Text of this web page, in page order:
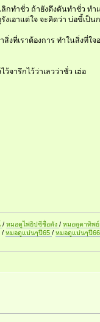
กทำชั่ว ถ้ายังดึงดันทำชั่ว ท
เอาแต่ใจ จะคิดว่า บ่อขี้เป็
ที่เราต้องการ ทำในสิ่งที่ใจ
จารึกไว้ว่าเลวว่าชั่ว เฮ่อ
/หมอดูไพ่ยิปซีชื่อดัง/หมอดูตาทิพ
/หมอดูแม่นๆปี65/หมอดูแม่นๆปี